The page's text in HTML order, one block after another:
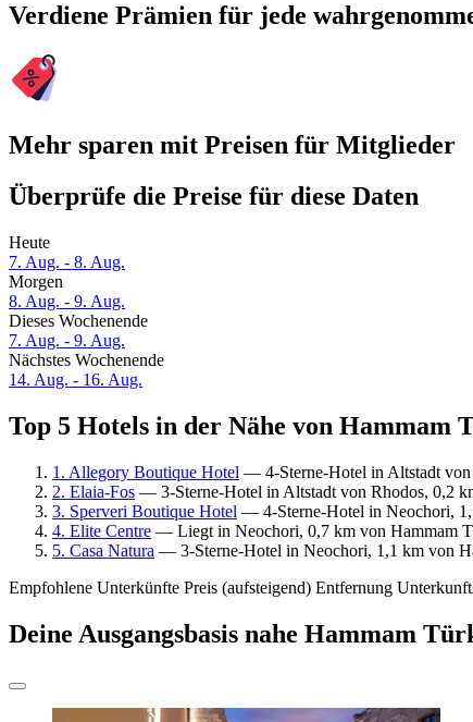
Verdiene Prämien für jede
Mehr sparen mit Preisen für Mitglieder
Überprüfe die Preise für diese Daten
Heute
7. Aug. - 8. Aug.
Morgen
8. Aug. - 9. Aug.
Dieses Wochenende
7. Aug. - 9. Aug.
Nächstes Wochenende
14. Aug. - 16. Aug.
Top 5 Hotels in der Nähe von Hammam
1. Allegory Boutique Hotel — 4-Sterne-Hotel in Altstadt von
2. Elaia-Fos — 3-Sterne-Hotel in Altstadt von Rhodos, 0,2
3. Sperveri Boutique Hotel — 4-Sterne-Hotel in Neochori,
4. Elite Centre — Liegt in Neochori, 0,7 km von Hammam
5. Casa Natura — 3-Sterne-Hotel in Neochori, 1,1 km von
Empfohlene Unterkünfte Preis (aufsteigend) Entfernung
Deine Ausgangsbasis nahe Hammam